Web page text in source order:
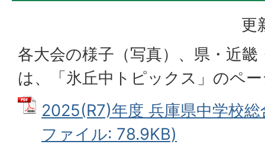
更
各大会の様子（写真）、県・近
は、「氷丘中トピックス」のペ
2025(R7)年度 兵庫県中学校
ファイル: 78.9KB)